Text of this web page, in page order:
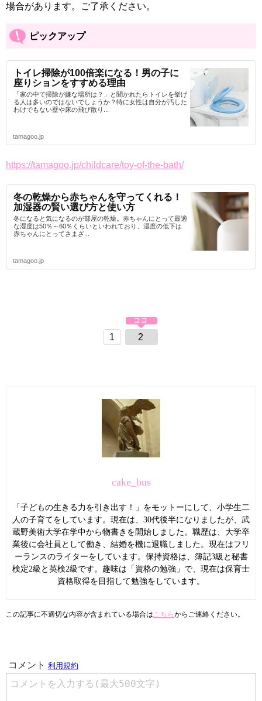
場合があります。ご了承ください。
ピックアップ
トイレ掃除が100倍楽になる！男の子に
座りションをすすめる理由
「家の中で掃除が嫌な場所は？」と聞かれたらトイレを挙げ
る人は多いのではないでしょうか？特に女性は自分が汚した
わけでもない壁や床の飛び散り...
tamagoo.jp
https://tamagoo.jp/childcare/toy-of-the-bath/
冬の乾燥から赤ちゃんを守ってくれる！
加湿器の賢い選び方と使い方
冬になると気になるのが部屋の乾燥。赤ちゃんにとって最適
な湿度は50％～60％くらいといわれており、湿度の低下は
赤ちゃんにとってさまざ...
tamagoo.jp
1 2
cake_bus
「子どもの生きる力を引き出す！」をモットーにして、小学生二
人の子育てをしています。現在は、30代後半になりましたが、武
蔵野美術大学在学中から物書きを開始しました。職歴は、大学卒
業後に会社員として働き、結婚を機に退職しました。現在はフリ
ーランスのライターをしています。保持資格は、簿記3級と秘書
検定2級と英検2級です。趣味は「資格の勉強」で、現在は保育士
資格取得を目指して勉強をしています。
この記事に不適切な内容が含まれている場合はこちらからご連絡ください。